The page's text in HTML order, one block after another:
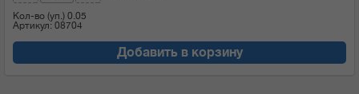
Кол-во (уп.) 0.05
Артикул: 08704
Добавить в корзину